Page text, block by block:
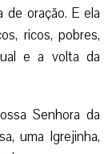
oração. E ela
ricos, pobres,
e a volta da
Senhora da
uma Igrejinha,